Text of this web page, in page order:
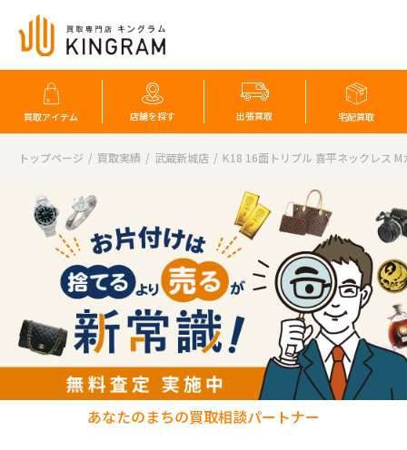
買取アイテム 店舗を探す 出張買取 宅配買取
トップページ 買取実績 武蔵新城店 K18 16面トリプル 喜平ネックレス M
あなたのまちの買取相談パートナー